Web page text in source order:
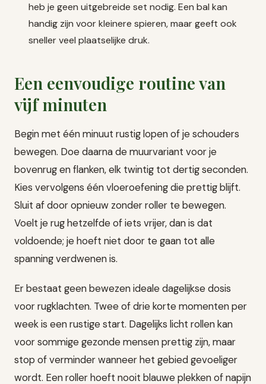
heb je geen uitgebreide set nodig. Een bal kan
handig zijn voor kleinere spieren, maar geeft ook
sneller veel plaatselijke druk.
Een eenvoudige routine van
vijf minuten
Begin met één minuut rustig lopen of je schouders
bewegen. Doe daarna de muurvariant voor je
bovenrug en flanken, elk twintig tot dertig seconden.
Kies vervolgens één vloeroefening die prettig blijft.
Sluit af door opnieuw zonder roller te bewegen.
Voelt je rug hetzelfde of iets vrijer, dan is dat
voldoende; je hoeft niet door te gaan tot alle
spanning verdwenen is.
Er bestaat geen bewezen ideale dagelijkse dosis
voor rugklachten. Twee of drie korte momenten per
week is een rustige start. Dagelijks licht rollen kan
voor sommige gezonde mensen prettig zijn, maar
stop of verminder wanneer het gebied gevoeliger
wordt. Een roller hoeft nooit blauwe plekken of napijn